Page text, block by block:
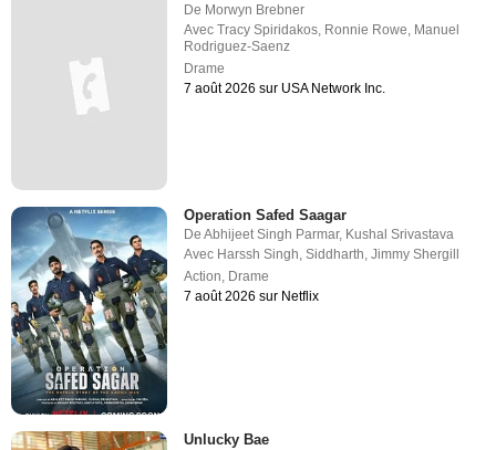
De Morwyn Brebner
AvecTracy Spiridakos Ronnie Rowe Manuel
Rodriguez-Saenz
Drame
7 août 2026 sur USA Network Inc.
Operation Safed Saagar
DeAbhijeet Singh Parmar, Kushal Srivastava
Avec Harssh Singh,Siddharth,Jimmy Shergill
Action, Drame
7 août 2026 sur Netflix
Unlucky Bae